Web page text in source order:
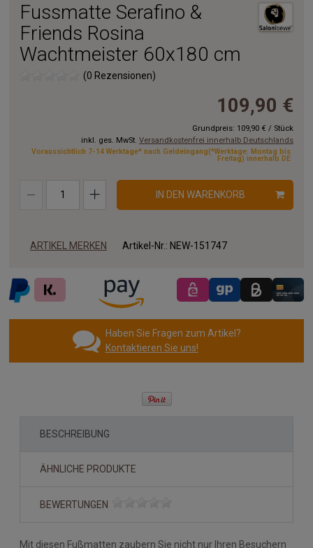
Fussmatte Serafino &
Friends Rosina
Wachtmeister 60x180 cm
(0 Rezensionen)
109,90 €
Grundpreis: 109,90 € / Stück
inkl. ges. MwSt. Versandkostenfrei innerhalb Deutschlands
Voraussichtlich 7-14 Werktage* nach Geldeingang(*Werktage: Montag bis
Freitag) innerhalb DE
IN DEN WARENKORB
ARTIKEL MERKEN Artikel-Nr.: NEW-151747
Haben Sie Fragen zum Artikel?
Kontaktieren Sie uns!
BESCHREIBUNG
ÄHNLICHE PRODUKTE
BEWERTUNGEN
Mit diesen Fußmatten zaubern Sie nicht nur Ihren Besuchern